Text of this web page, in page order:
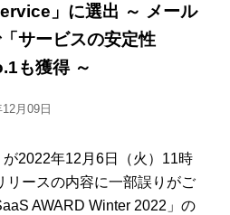
」に選出 ～ メール
サービスの安定性
も獲得 ～
月09日
2022年12月6日（火）11時
リースの内容に一部誤りがご
AWARD Winter 2022」の